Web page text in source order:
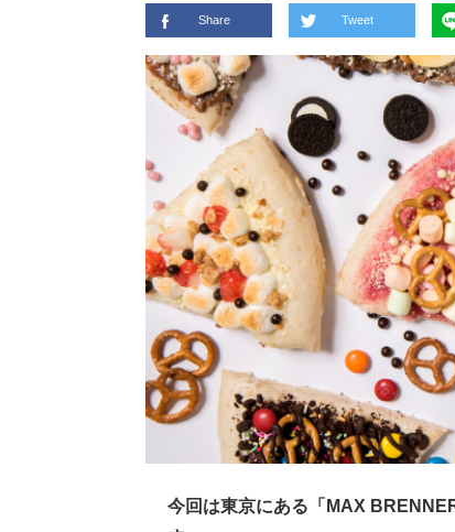
Share Tweet
今回は東京にある「MAX